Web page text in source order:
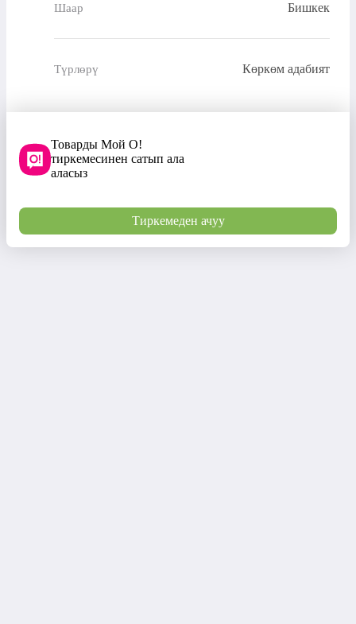
Шаар Бишкек
Түрлөрү Көркөм адабият
Товарды Мой О!
тиркемесинен сатып ала
аласыз
Тиркемеден ачуу